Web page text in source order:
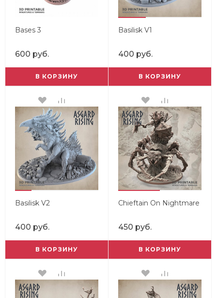
Bases 3
600 руб.
В КОРЗИНУ
Basilisk V1
400 руб.
В КОРЗИНУ
Basilisk V2
400 руб.
В КОРЗИНУ
Chieftain On Nightmare
450 руб.
В КОРЗИНУ